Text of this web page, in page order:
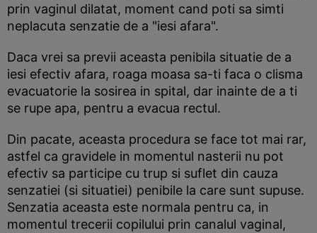
prin vaginul dilatat, moment cand poti sa simti
neplacuta senzatie de a "iesi afara".
Daca vrei sa previi aceasta penibila situatie de a
iesi efectiv afara, roaga moasa sa-ti faca o clisma
evacuatorie la sosirea in spital, dar inainte de a ti
se rupe apa, pentru a evacua rectul.
Din pacate, aceasta procedura se face tot mai rar,
astfel ca gravidele in momentul nasterii nu pot
efectiv sa participe cu trup si suflet din cauza
senzatiei (si situatiei) penibile la care sunt supuse.
Senzatia aceasta este normala pentru ca, in
momentul trecerii copilului prin canalul vaginal,